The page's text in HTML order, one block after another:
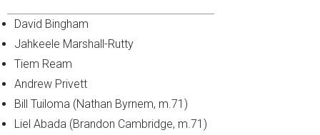
David Bingham
Jahkeele Marshall-Rutty
Tiem Ream
Andrew Privett
Bill Tuiloma (Nathan Byrnem, m.71)
Liel Abada (Brandon Cambridge, m.71)